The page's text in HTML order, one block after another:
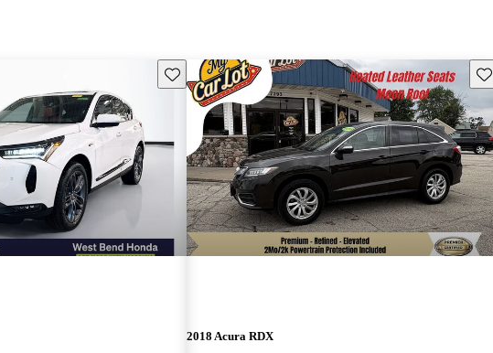
Guarda este Aviso
2018 Acura RDX